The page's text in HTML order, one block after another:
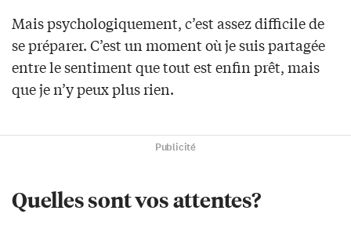
Mais psychologiquement, c’est assez difficile de
se préparer. C’est un moment où je suis partagée
entre le sentiment que tout est enfin prêt, mais
que je n’y peux plus rien.
Publicité
Quelles sont vos attentes?